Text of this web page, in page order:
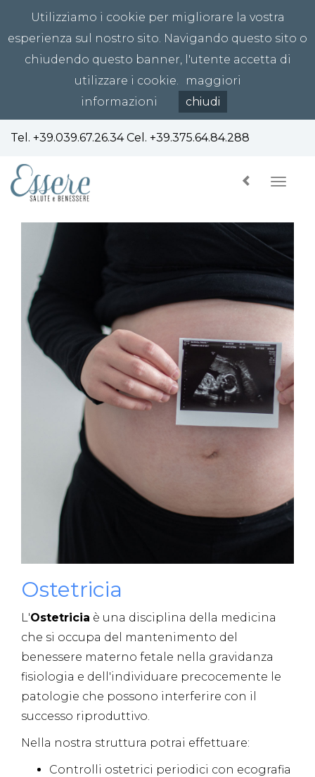
Utilizziamo i cookie per migliorare la vostra
esperienza sul nostro sito. Navigando questo sito o
chiudendo questo banner, l'utente accetta di
utilizzare i cookie.
maggiori
informazioni
chiudi
Tel. +39.039.67.26.34Cel. +39.375.64.84.288
Ostetricia
L'Ostetricia è una disciplina della medicina
che si occupa del mantenimento del
benessere materno fetale nella gravidanza
fisiologia e dell'individuare precocemente le
patologie che possono interferire con il
successo riproduttivo.
Nella nostra struttura potrai effettuare:
Controlli ostetrici periodici con ecografia